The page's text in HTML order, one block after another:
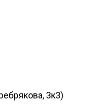
3к3)